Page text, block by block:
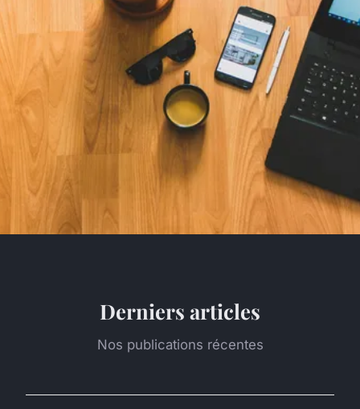
Derniers articles
Nos publications récentes